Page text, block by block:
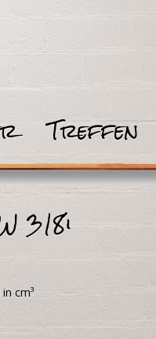
Treffen
318i
cm³